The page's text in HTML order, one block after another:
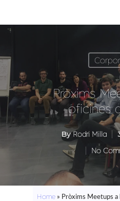
Hit enter to search or
Pròxims
oficines
ByRodri Milla
No
Home » Pròxims Meetups a